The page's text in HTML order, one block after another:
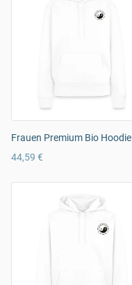
Frauen Premium Bio Hoodie
44,59 €